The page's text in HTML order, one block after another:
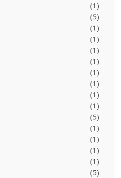
(1)
(5)
(1)
(1)
(1)
(1)
(1)
(1)
(1)
(1)
(5)
(1)
(1)
(1)
(1)
(5)